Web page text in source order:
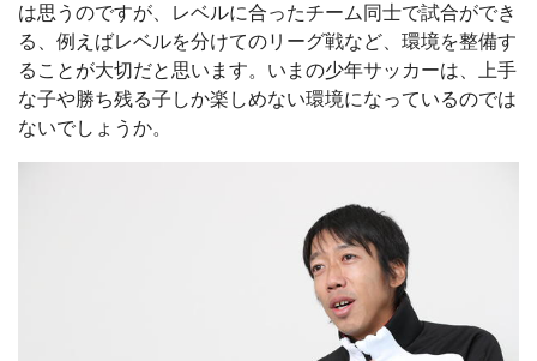
は思うのですが、レベルに合ったチーム同士で試合ができ
る、例えばレベルを分けてのリーグ戦など、環境を整備す
ることが大切だと思います。いまの少年サッカーは、上手
な子や勝ち残る子しか楽しめない環境になっているのでは
ないでしょうか。